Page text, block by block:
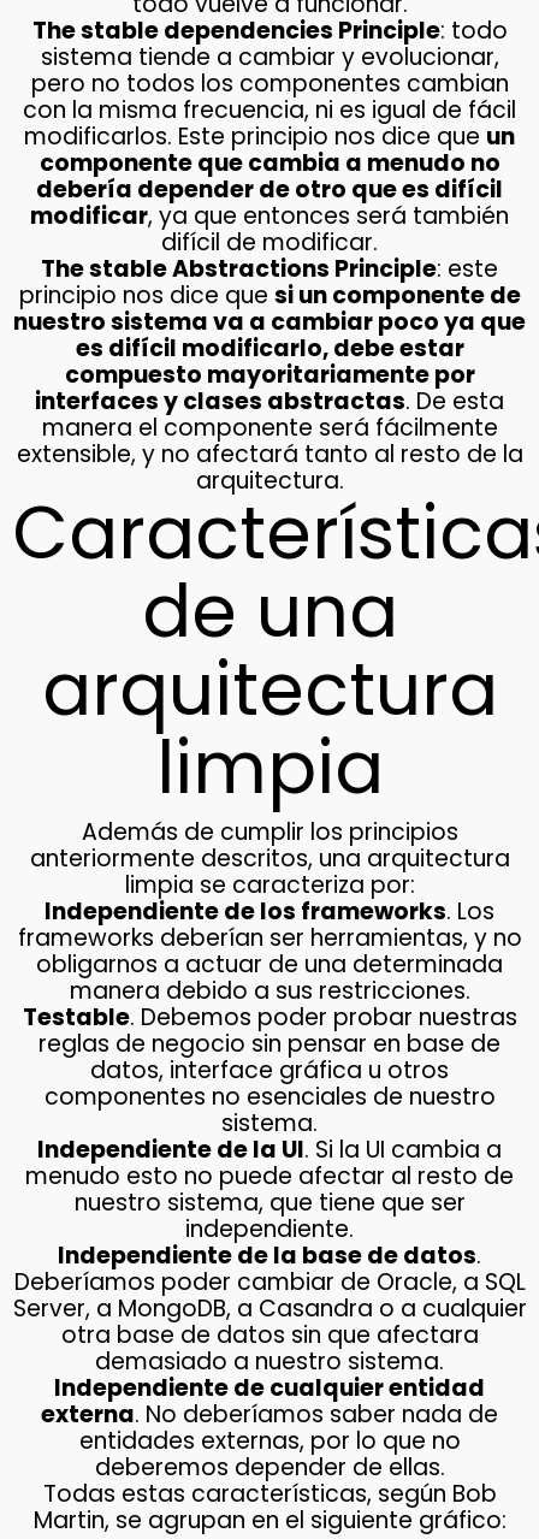
The stable dependencies Principle: todo
sistema tiende a cambiar y evolucionar,
pero no todos los componentes cambian
con la misma frecuencia, ni es igual de fácil
modificarlos. Este principio nos dice que un
componente que cambia a menudo no
debería depender de otro que es difícil
modificar, ya que entonces será también
difícil de modificar.
The stable Abstractions Principle: este
principio nos dice que si un componente de
nuestro sistema va a cambiar poco ya que
es difícil modificarlo, debe estar
compuesto mayoritariamente por
interfaces y clases abstractas. De esta
manera el componente será fácilmente
extensible, y no afectará tanto al resto de la
arquitectura.
de una
arquitectura
limpia
Además de cumplir los principios
anteriormente descritos, una arquitectura
limpia se caracteriza por:
Independiente de los frameworks. Los
frameworks deberían ser herramientas, y no
obligarnos a actuar de una determinada
manera debido a sus restricciones.
Testable. Debemos poder probar nuestras
reglas de negocio sin pensar en base de
datos, interface gráfica u otros
componentes no esenciales de nuestro
sistema.
Independiente de la UI. Si la UI cambia a
menudo esto no puede afectar al resto de
nuestro sistema, que tiene que ser
independiente.
Independiente de la base de datos.
Deberíamos poder cambiar de Oracle, a SQL
Server, a MongoDB, a Casandra o a cualquier
otra base de datos sin que afectara
demasiado a nuestro sistema.
Independiente de cualquier entidad
externa. No deberíamos saber nada de
entidades externas, por lo que no
deberemos depender de ellas.
Todas estas características, según Bob
Martin, se agrupan en el siguiente gráfico: